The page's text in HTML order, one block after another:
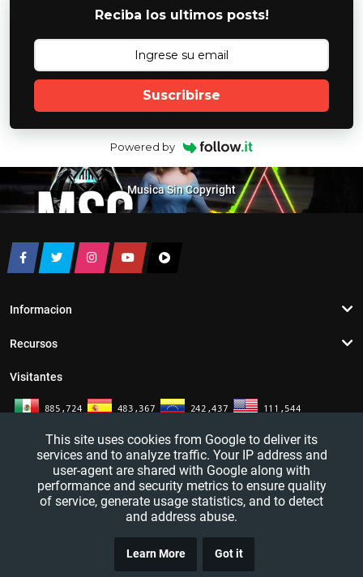
Reciba los ultimos posts!
Suscribirse
Powered by
Musica Sin Copyright
Informacion
Recursos
Visitantes
— All rights reserved
This site uses cookies from Google to deliver its
services and to analyze traffic. Your IP address and
user-agent are shared with Google along with
performance and security metrics to ensure quality
of service, generate usage statistics, and to detect
and address abuse.
Learn More Got it